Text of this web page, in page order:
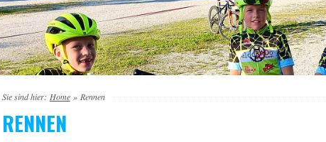
Sie sind hier: Home » Rennen
RENNEN